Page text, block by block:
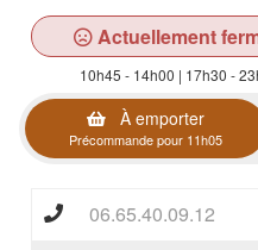
Actuellement
10h45 - 14h00 | 17h30 -
À emporter
Précommande pour 11h05
06.65.40.09.12